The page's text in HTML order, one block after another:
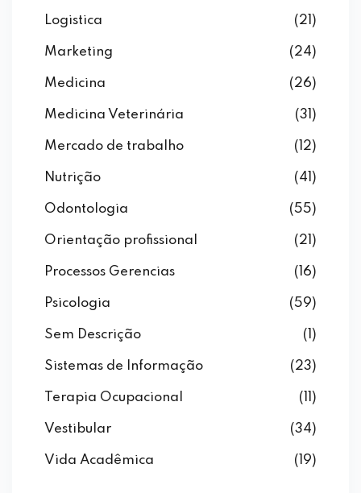
Logistica (21)
Marketing (24)
Medicina (26)
Medicina Veterinária (31)
Mercado de trabalho (12)
Nutrição (41)
Odontologia (55)
Orientação profissional (21)
Processos Gerencias (16)
Psicologia (59)
Sem Descrição (1)
Sistemas de Informação (23)
Terapia Ocupacional (11)
Vestibular (34)
Vida Acadêmica (19)